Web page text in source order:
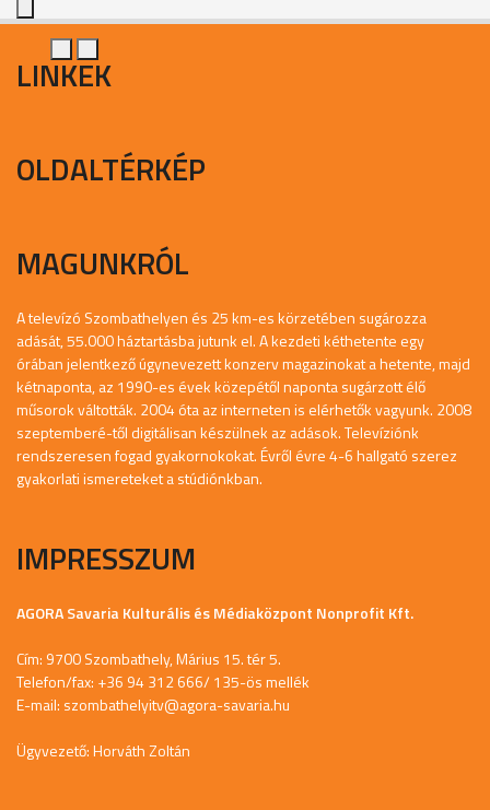
LINKEK
OLDALTÉRKÉP
MAGUNKRÓL
A televízó Szombathelyen és 25 km-es körzetében sugározza
adását, 55.000 háztartásba jutunk el. A kezdeti kéthetente egy
órában jelentkező úgynevezett konzerv magazinokat a hetente, majd
kétnaponta, az 1990-es évek közepétől naponta sugárzott élő
műsorok váltották. 2004 óta az interneten is elérhetők vagyunk. 2008
szeptemberé-től digitálisan készülnek az adások. Televíziónk
rendszeresen fogad gyakornokokat. Évről évre 4-6 hallgató szerez
gyakorlati ismereteket a stúdiónkban.
IMPRESSZUM
AGORA Savaria Kulturális és Médiaközpont Nonprofit Kft.
Cím: 9700 Szombathely, Márius 15. tér 5.
Telefon/fax: +36 94 312 666/ 135-ös mellék
E-mail: szombathelyitv@agora-savaria.hu
Ügyvezető: Horváth Zoltán